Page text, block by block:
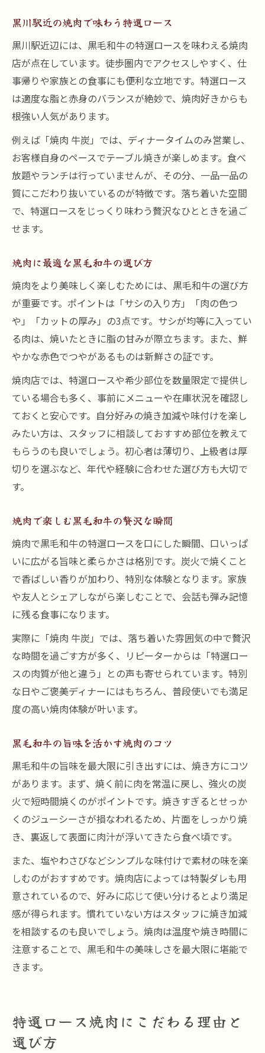
黒川駅近の焼肉で味わう特選ロース
黒川駅近辺には、黒毛和牛の特選ロースを味わえる焼肉
店が点在しています。徒歩圏内でアクセスしやすく、仕
事帰りや家族との食事にも便利な立地です。特選ロース
は適度な脂と赤身のバランスが絶妙で、焼肉好きからも
根強い人気があります。
例えば「焼肉 牛炭」では、ディナータイムのみ営業し、
お客様自身のペースでテーブル焼きが楽しめます。食べ
放題やランチは行っていませんが、その分、一品一品の
質にこだわり抜いているのが特徴です。落ち着いた空間
で、特選ロースをじっくり味わう贅沢なひとときを過ご
せます。
焼肉に最適な黒毛和牛の選び方
焼肉をより美味しく楽しむためには、黒毛和牛の選び方
が重要です。ポイントは「サシの入り方」「肉の色つ
や」「カットの厚み」の3点です。サシが均等に入ってい
る肉は、焼いたときに脂の甘みが際立ちます。また、鮮
やかな赤色でつやがあるものは新鮮さの証です。
焼肉店では、特選ロースや希少部位を数量限定で提供し
ている場合も多く、事前にメニューや在庫状況を確認し
ておくと安心です。自分好みの焼き加減や味付けを楽し
みたい方は、スタッフに相談しておすすめ部位を教えて
もらうのも良いでしょう。初心者は薄切り、上級者は厚
切りを選ぶなど、年代や経験に合わせた選び方も大切で
す。
焼肉で楽しむ黒毛和牛の贅沢な瞬間
焼肉で黒毛和牛の特選ロースを口にした瞬間、口いっぱ
いに広がる旨味と柔らかさは格別です。炭火で焼くこと
で香ばしい香りが加わり、特別な体験となります。家族
や友人とシェアしながら楽しむことで、会話も弾み記憶
に残る食事になります。
実際に「焼肉 牛炭」では、落ち着いた雰囲気の中で贅沢
な時間を過ごす方が多く、リピーターからは「特選ロー
スの肉質が他と違う」との声も寄せられています。特別
な日やご褒美ディナーにはもちろん、普段使いでも満足
度の高い焼肉体験が叶います。
黒毛和牛の旨味を活かす焼肉のコツ
黒毛和牛の旨味を最大限に引き出すには、焼き方にコツ
があります。まず、焼く前に肉を常温に戻し、強火の炭
火で短時間焼くのがポイントです。焼きすぎるとせっか
くのジューシーさが損なわれるため、片面をしっかり焼
き、裏返して表面に肉汁が浮いてきたら食べ頃です。
また、塩やわさびなどシンプルな味付けで素材の味を楽
しむのがおすすめです。焼肉店によっては特製ダレも用
意されているので、好みに応じて使い分けるとより満足
感が得られます。慣れていない方はスタッフに焼き加減
を相談するのも良いでしょう。焼肉は温度や焼き時間に
注意することで、黒毛和牛の美味しさを最大限に堪能で
きます。
特選ロース焼肉にこだわる理由と
選び方